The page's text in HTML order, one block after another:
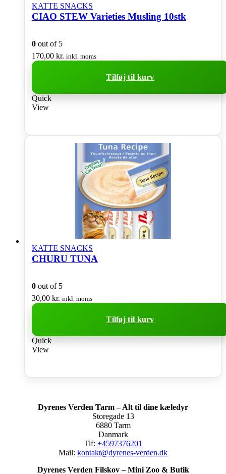
KATTE SNACKS
CIAO STEW Varieties Musling 10stk
0 out of 5
170,00 kr. inkl. moms
Tilføj til kurv
Quick
View
KATTE SNACKS
CHURU TUNA
0 out of 5
30,00 kr. inkl. moms
Tilføj til kurv
Quick
View
Dyrenes Verden Tarm – Alt til dine kæledyr
Storegade 13
6880 Tarm
Danmark
Tlf: +4597376201
Mail: kontakt@dyrenes-verden.dk
Dyrenes Verden Filskov – Mini Zoo & Butik